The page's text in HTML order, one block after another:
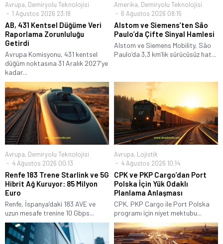
Avrupa, Demiryolu Teknolojisi
1 Ağustos 2026 23:18
AB, 431 Kentsel Düğüme Veri
Raporlama Zorunluluğu
Getirdi
Avrupa Komisyonu, 431 kentsel
düğüm noktasına 31 Aralık 2027'ye
kadar...
Amerika, Demiryolu Teknolojisi
6 Ağustos 2026 08:15
Alstom ve Siemens’ten São
Paulo’da Çifte Sinyal Hamlesi
Alstom ve Siemens Mobility, São
Paulo’da 3,3 km’lik sürücüsüz hat...
Avrupa, Demiryolu Teknolojisi
4 Ağustos 2026 00:13
Renfe 183 Trene Starlink ve 5G
Hibrit Ağ Kuruyor: 85 Milyon
Euro
Renfe, İspanya’daki 183 AVE ve
uzun mesafe trenine 10 Gbps...
Avrupa, Lojistik
4 Ağustos 2026 10:14
CPK ve PKP Cargo’dan Port
Polska İçin Yük Odaklı
Planlama Anlaşması
CPK, PKP Cargo ile Port Polska
programı için niyet mektubu...